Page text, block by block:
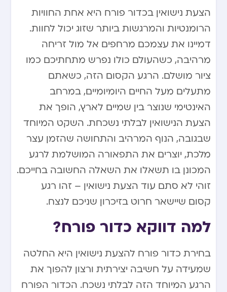
הצעת נישואין בכדור פורח היא אחת החוויות
הרומנטיות והמרגשות ביותר שזוג יכול לחוות.
דמיינו את עצמכם מרחפים אל מול זריחה
מרהיבה, כשהעולם כולו נפרש מתחתיכם כמו
ציור מושלם. הרגע הקסום הזה, כשאתם
מתעלים מעל החיים היומיומיים, במרחב
האינטימי שנוצר בין שמיים לארץ, הופך את
הצעת הנישואין לבלתי נשכחת. השקט המיוחד
שבגובה, הנוף המרהיב והתחושה שהזמן עצר
מלכת, יוצרים את התפאורה המושלמת לרגע
המכונן בו תשאלו את השאלה החשובה בחייכם.
זוהי לא סתם עוד הצעת נישואין – זהו רגע
קסום שיישאר חרוט בזיכרון שניכם לנצח.
למה דווקא כדור פורח?
בחירת כדור פורח להצעת נישואין היא החלטה
שמעידה על חשיבה יצירתית ורצון להפוך את
הרגע המיוחד הזה לבלתי נשכח. הכדור הפורח